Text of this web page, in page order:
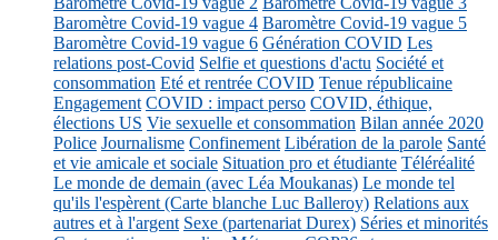
Baromètre Covid-19 vague 4 Baromètre Covid-19 vague 5
Baromètre Covid-19 vague 6 Génération COVID Les
relations post-Covid Selfie et questions d'actu Société et
consommation Eté et rentrée COVID Tenue républicaine
Engagement COVID : impact perso COVID, éthique,
élections US Vie sexuelle et consommation Bilan année 2020
Police Journalisme Confinement Libération de la parole Santé
et vie amicale et sociale Situation pro et étudiante Téléréalité
Le monde de demain (avec Léa Moukanas) Le monde tel
qu'ils l'espèrent (Carte blanche Luc Balleroy) Relations aux
autres et à l'argent Sexe (partenariat Durex) Séries et minorités